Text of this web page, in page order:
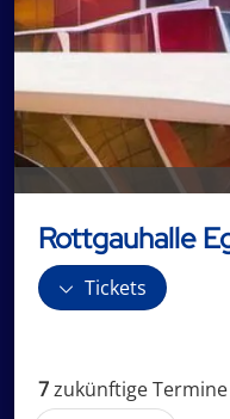
Rottgauhalle
Tickets
7zukünftigeTermine